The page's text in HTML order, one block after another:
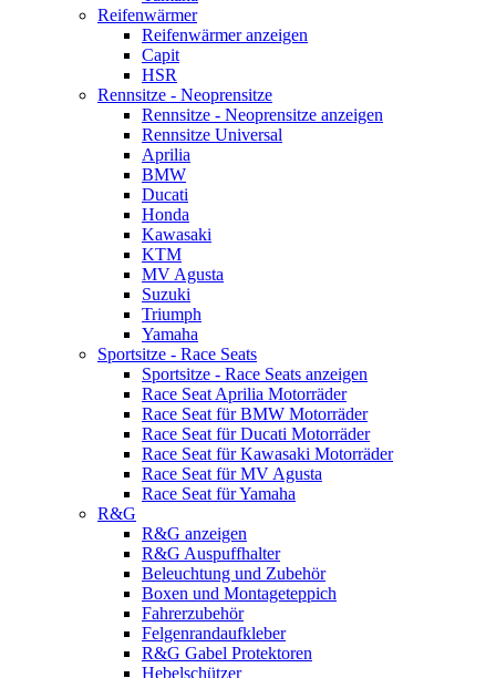
Reifenwärmer
Reifenwärmer anzeigen
Capit
HSR
Rennsitze - Neoprensitze
Rennsitze - Neoprensitze anzeigen
Rennsitze Universal
Aprilia
BMW
Ducati
Honda
Kawasaki
KTM
MV Agusta
Suzuki
Triumph
Yamaha
Sportsitze - Race Seats
Sportsitze - Race Seats anzeigen
Race Seat Aprilia Motorräder
Race Seat für BMW Motorräder
Race Seat für Ducati Motorräder
Race Seat für Kawasaki Motorräder
Race Seat für MV Agusta
Race Seat für Yamaha
R&G
R&G anzeigen
R&G Auspuffhalter
Beleuchtung und Zubehör
Boxen und Montageteppich
Fahrerzubehör
Felgenrandaufkleber
R&G Gabel Protektoren
Hebelschützer